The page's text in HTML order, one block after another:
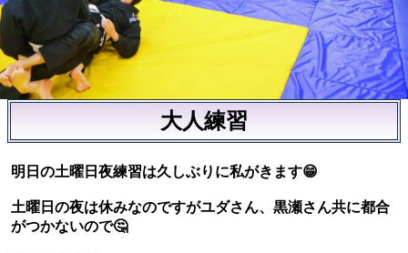
大人練習
明日の土曜日夜練習は久しぶりに私がきます😁
土曜日の夜は休みなのですがユダさん、黒瀬さん共に都合
がつかないので🤔